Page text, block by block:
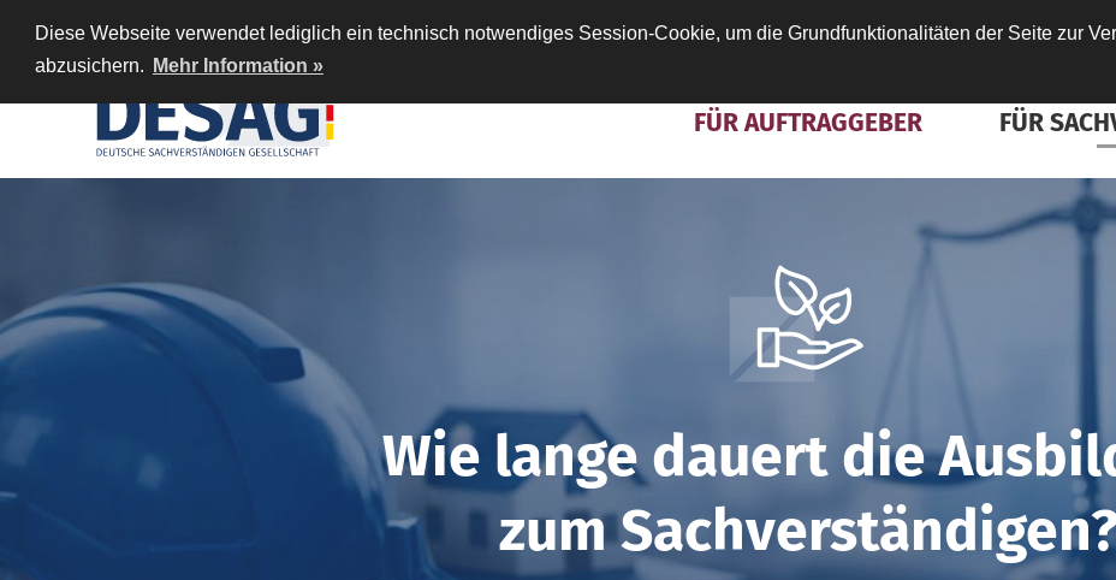
Diese Webseite verwendet lediglich ein technisch notwendiges Session-Cookie, um die Grundfunktionalitäten der Seite zur
abzusichern.
Mehr Information »
FÜR AUFTRAGGEBER FÜR
Wie lange dauert die
zum